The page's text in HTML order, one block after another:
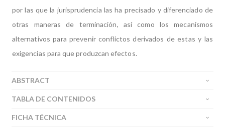
por las que la jurisprudencia las ha precisado y diferenciado de
otras maneras de terminación, así como los mecanismos
alternativos para prevenir conflictos derivados de estas y las
exigencias para que produzcan efectos.
ABSTRACT
TABLA DE CONTENIDOS
FICHA TÉCNICA